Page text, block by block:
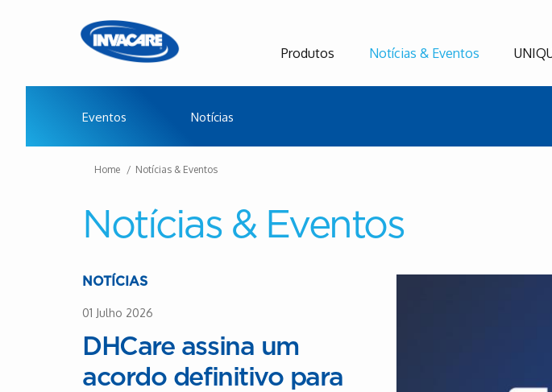
Produtos Notícias & Eventos
Eventos Notícias
Home Notícias & Eventos
Notícias & Eventos
NOTÍCIAS
01 Julho 2026
DHCare assina um
acordo definitivo para